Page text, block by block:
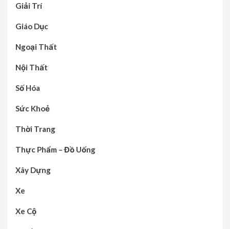
Giải Trí
Giáo Dục
Ngoại Thất
Nội Thất
Số Hóa
Sức Khoẻ
Thời Trang
Thực Phẩm – Đồ Uống
Xây Dựng
Xe
Xe Cộ